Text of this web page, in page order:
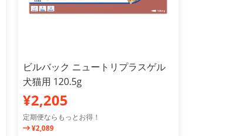
ビルバック ニュートリプラスゲル
犬猫用 120.5g
¥2,205
定期便ならもっとお得！
¥2,089